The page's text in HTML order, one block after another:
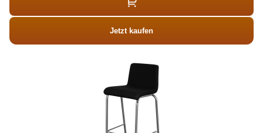
Jetzt kaufen